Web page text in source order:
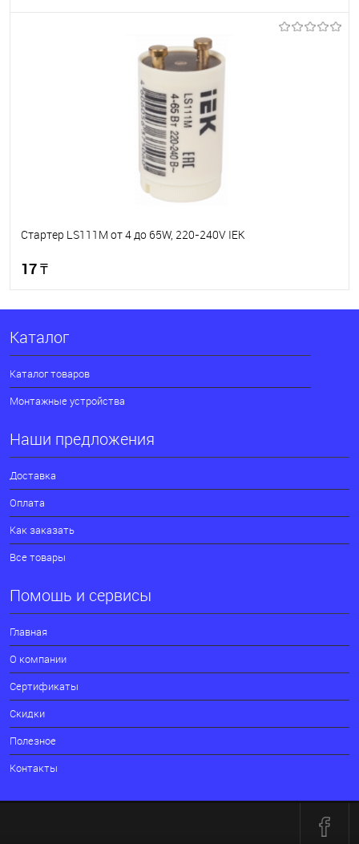
В корзину
Стартер LS111M от 4 до 65W, 220-240V IEK
17 ₸
В корзину
В избранное В наличии
Каталог
Каталог товаров
Монтажные устройства
Наши предложения
Доставка
Оплата
Как заказать
Все товары
Помощь и сервисы
Главная
О компании
Сертификаты
Скидки
Полезное
Контакты